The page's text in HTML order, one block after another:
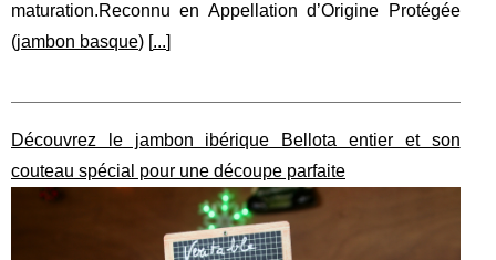
maturation.Reconnu en Appellation d’Origine Protégée
(jambon basque) [...]
Découvrez le jambon ibérique Bellota entier et son
couteau spécial pour une découpe parfaite